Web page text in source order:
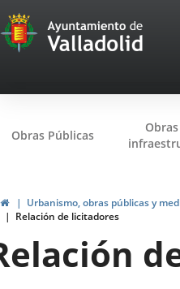
Transparencia
Menu
Obras Públicas
InicioUrbanismo, obras públicas y
Relación de licitadores